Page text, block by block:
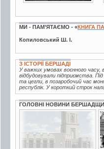
МИ - ПАМ’ЯТАЄМО - «КНИГА
Копиловський Ш. І.
З ІСТОРІЇ БЕРШАДІ
У важких умовах воєнного часу,
відбудовували підприємства.
та цегли, в позаробочий час
республік. У короткий строк
ГОЛОВНІ НОВИНИ